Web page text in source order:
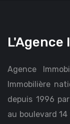
L'Agence
Agence
Immobilière
depuis 1996
au boulevard